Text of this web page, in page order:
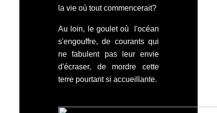
la vie où tout commencerait?
Au loin, le goulet où l'océan
s'engouffre, de courants qui
ne fabulent pas leur envie
d'écraser, de mordre cette
terre pourtant si accueillante.